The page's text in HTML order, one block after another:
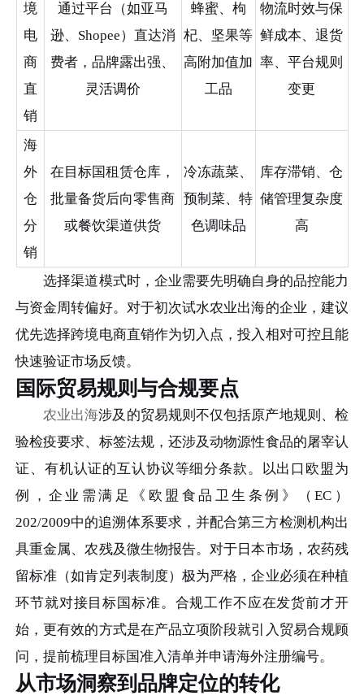
境
电
商
直
销
通过平台（如亚马
逊、Shopee）直达消
费者，品牌露出强、
灵活调价
蜂蜜、枸
杞、坚果等
高附加值加
工品
物流时效与保
鲜成本、退货
率、平台规则
变更
海
外
仓
分
销
在目标国租赁仓库，
批量备货后向零售商
或餐饮渠道供货
冷冻蔬菜、
预制菜、特
色调味品
库存滞销、仓
储管理复杂度
高
选择渠道模式时，企业需要先明确自身的品控能力
与资金周转偏好。对于初次试水农业出海的企业，建议
优先选择跨境电商直销作为切入点，投入相对可控且能
快速验证市场反馈。
国际贸易规则与合规要点
农业出海涉及的贸易规则不仅包括原产地规则、检
验检疫要求、标签法规，还涉及动物源性食品的屠宰认
证、有机认证的互认协议等细分条款。以出口欧盟为
例，企业需满足《欧盟食品卫生条例》（EC）
202/2009中的追溯体系要求，并配合第三方检测机构出
具重金属、农残及微生物报告。对于日本市场，农药残
留标准（如肯定列表制度）极为严格，企业必须在种植
环节就对接目标国标准。合规工作不应在发货前才开
始，更有效的方式是在产品立项阶段就引入贸易合规顾
问，提前梳理目标国准入清单并申请海外注册编号。
从市场洞察到品牌定位的转化